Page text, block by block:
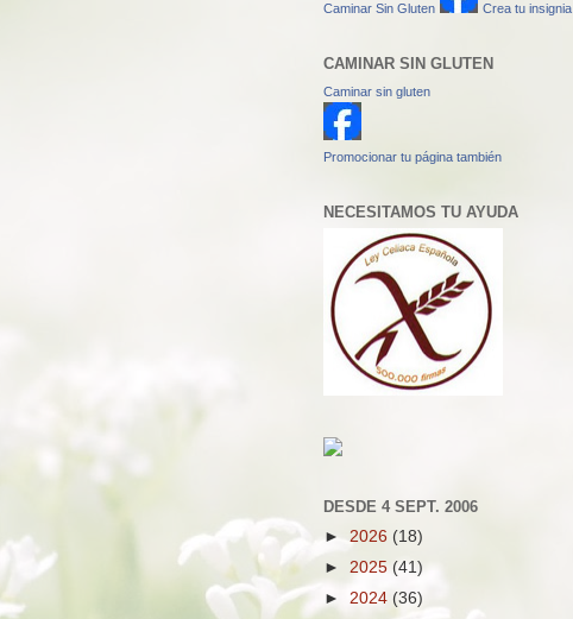
Caminar Sin Gluten Crea tu insignia
CAMINAR SIN GLUTEN
Caminar sin gluten
Promocionar tu página también
NECESITAMOS TU AYUDA
DESDE 4 SEPT. 2006
► 2026 (18)
► 2025 (41)
► 2024 (36)